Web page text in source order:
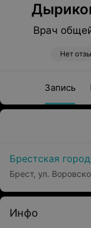
Врач
Нет
Запись
Брестская
Брест, ул.
Инфо